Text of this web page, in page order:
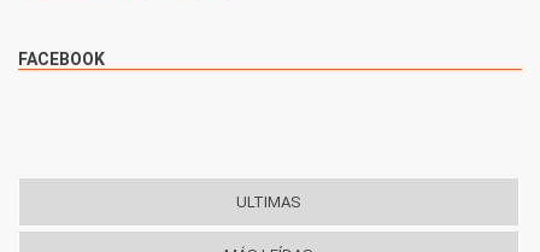
FACEBOOK
ULTIMAS